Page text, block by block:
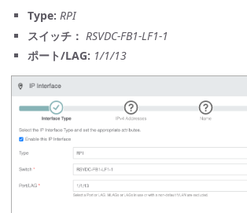
Type: RPI
スイッチ： RSVDC-FB1-LF1-1
ポート/LAG: 1/1/13